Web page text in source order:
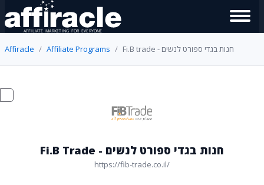
Affiracle Affiliate Programs Fi.B trade - חנות בגדי ספורט לנשים
Fi.B Trade - חנות בגדי ספורט לנשים
https://fib-trade.co.il/